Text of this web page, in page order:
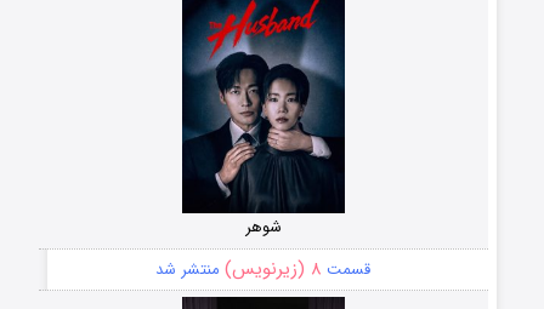
شوهر
قسمت ۸ (زیرنویس) منتشر شد